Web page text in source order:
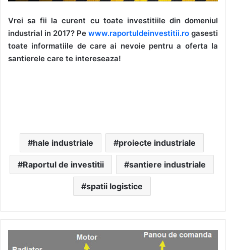
Vrei sa fii la curent cu toate investitiile din domeniul
industrial in 2017? Pe www.raportuldeinvestitii.ro gasesti
toate informatiile de care ai nevoie pentru a oferta la
santierele care te intereseaza!
hale industriale proiecte industriale
Raportul de investitii santiere industriale
spatii logistice
ce